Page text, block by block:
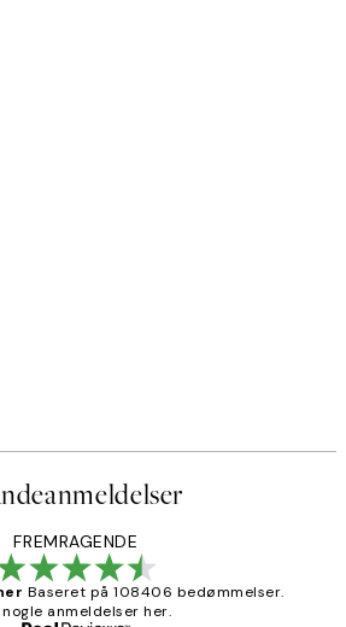
FREMRAGENDE
Baseret på 108406 bedømmelser.
nogle anmeldelser her.